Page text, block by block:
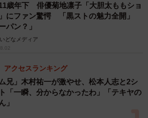
歳年下 俳優菊地凛子「大胆太ももショ
にファン驚愕 「黒ストの魅力全開」
パン？」
どなメディア
アクセスランキング
ム兄」木村祐一が激やせ、松本人志と2シ
「一瞬、分からなかったわ」「テキヤの
」